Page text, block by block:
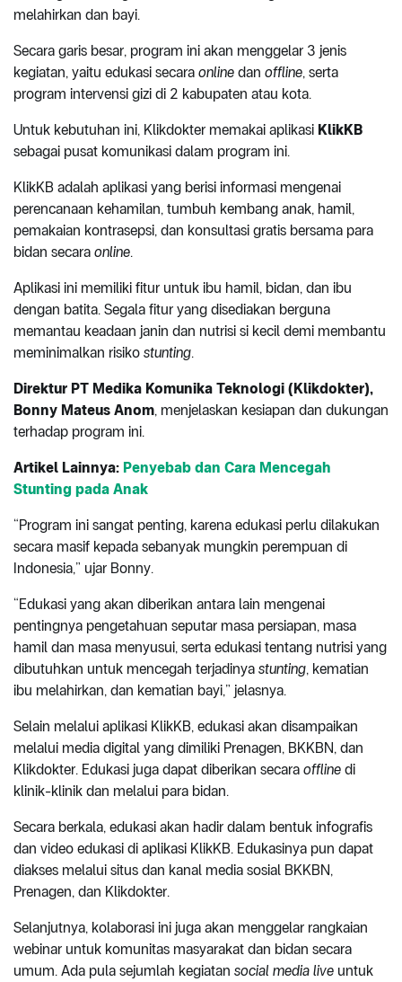
melahirkan dan bayi.
Secara garis besar, program ini akan menggelar 3 jenis
kegiatan, yaitu edukasi secara online dan offline, serta
program intervensi gizi di 2 kabupaten atau kota.
Untuk kebutuhan ini, Klikdokter memakai aplikasi KlikKB
sebagai pusat komunikasi dalam program ini.
KlikKB adalah aplikasi yang berisi informasi mengenai
perencanaan kehamilan, tumbuh kembang anak, hamil,
pemakaian kontrasepsi, dan konsultasi gratis bersama para
bidan secara online.
Aplikasi ini memiliki fitur untuk ibu hamil, bidan, dan ibu
dengan batita. Segala fitur yang disediakan berguna
memantau keadaan janin dan nutrisi si kecil demi membantu
meminimalkan risiko stunting.
Direktur PT Medika Komunika Teknologi (Klikdokter),
Bonny Mateus Anom, menjelaskan kesiapan dan dukungan
terhadap program ini.
Artikel Lainnya: Penyebab dan Cara Mencegah
Stunting pada Anak
“Program ini sangat penting, karena edukasi perlu dilakukan
secara masif kepada sebanyak mungkin perempuan di
Indonesia,” ujar Bonny.
“Edukasi yang akan diberikan antara lain mengenai
pentingnya pengetahuan seputar masa persiapan, masa
hamil dan masa menyusui, serta edukasi tentang nutrisi yang
dibutuhkan untuk mencegah terjadinya stunting, kematian
ibu melahirkan, dan kematian bayi,” jelasnya.
Selain melalui aplikasi KlikKB, edukasi akan disampaikan
melalui media digital yang dimiliki Prenagen, BKKBN, dan
Klikdokter. Edukasi juga dapat diberikan secara offline di
klinik-klinik dan melalui para bidan.
Secara berkala, edukasi akan hadir dalam bentuk infografis
dan video edukasi di aplikasi KlikKB. Edukasinya pun dapat
diakses melalui situs dan kanal media sosial BKKBN,
Prenagen, dan Klikdokter.
Selanjutnya, kolaborasi ini juga akan menggelar rangkaian
webinar untuk komunitas masyarakat dan bidan secara
umum. Ada pula sejumlah kegiatan social media live untuk